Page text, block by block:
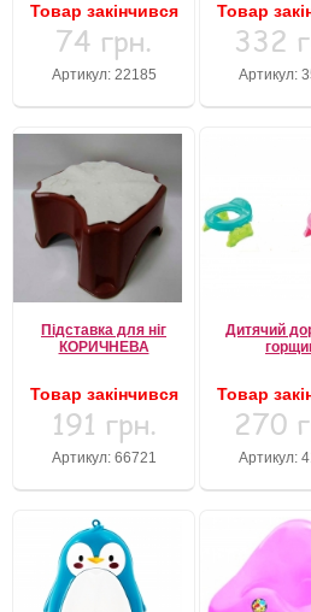
Товар закінчився
74 грн.
Артикул: 22185
Товар
332
Артикул:
Підставка для ніг
КОРИЧНЕВА
Товар закінчився
191 грн.
Артикул: 66721
Дитячий
Товар
270
Артикул: